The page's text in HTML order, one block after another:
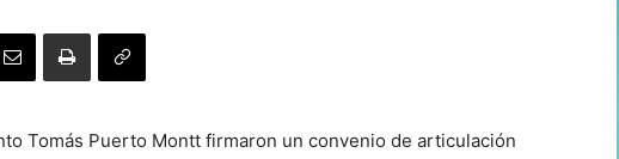
Tomás Puerto Montt firmaron un convenio de articulación